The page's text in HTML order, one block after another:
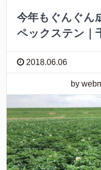
今年もぐんぐん
ペックステン｜
2018.06.06
by